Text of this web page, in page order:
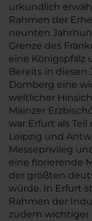
urkundlich
Rahmen der
neunten
Grenze des
eine Königspfalz
Bereits in diesen
Domberg eine
weltlicher
Mainzer
war Erfurt als
Leipzig und
Messeprivileg
eine florierende
der größten
würde. In Erfurt
Rahmen der
zudem wichtiger